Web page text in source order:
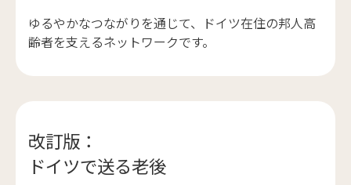
ゆるやかなつながりを通じて、ドイツ在住の邦人高
齢者を支えるネットワークです。
改訂版：
ドイツで送る老後